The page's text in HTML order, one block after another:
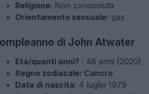
Religione: Non conosciuta
Orientamento sessuale: gay
di John Atwater
Età/quanti anni? : 48 anni (2020)
Segno zodiacale: Cancro
Data di nascita: 4 luglio 1979